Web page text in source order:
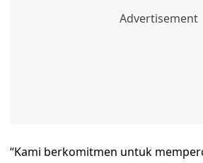
“Kami berkomitmen untuk